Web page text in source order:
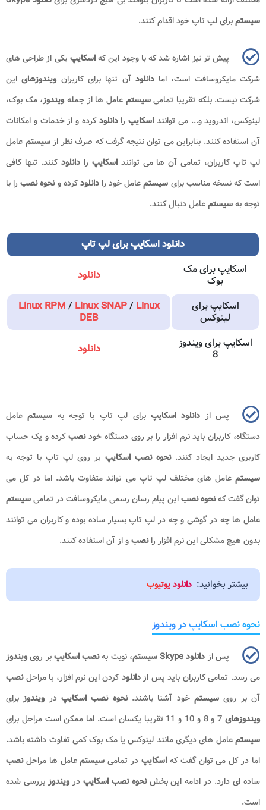
سیستمبرای لپ تاپ خود اقدام کنند.
پیش تر نیز اشاره شد که با وجود این کهاسکایپ یکی از طراحی های
شرکت مایکروسافت است، امادانلودآن تنها برای کاربران ویندوزهای این
شرکت نیست. بلکه تقریبا تمامیسیستم عامل ها از جمله ویندوز، مک بوک،
لینوکس، اندروید و... می توانند اسکایپ رادانلودکرده و از خدمات و امکانات
آن استفاده کنند. بنابراین می توان نتیجه گرفت که صرف نظر ازسیستم عامل
لپ تاپ کاربران، تمامی آن ها می تواننداسکایپ رادانلودکنند. تنها کافی
است که نسخه مناسب برای سیستمعامل خود رادانلودکرده ونحوه نصب را با
توجه بهسیستمعامل دنبال کنند.
دانلود اسکایپ برای لپ تاپ
اسکایپ برای مک
بوک
دانلود
اسکایپ برای
لینوکس
Linux RPM / Linux SNAP/ Linux
DEB
اسکایپ برای ویندوز
8
دانلود
پس از دانلود اسکایپبرای لپ تاپ با توجه به سیستم عامل
دستگاه، کاربران باید نرم افزار را بر روی دستگاه خودنصبکرده و یک حساب
کاربری جدید ایجاد کنند.نحوه نصب اسکایپ بر روی لپ تاپ با توجه به
سیستمعامل های مختلف لپ تاپ می تواند متفاوت باشد. اما در کل می
توان گفت کهنحوه نصباین پیام رسان رسمی مایکروسافت در تمامیسیستم
عامل ها چه در گوشی و چه در لپ تاپ بسیار ساده بوده و کاربران می توانند
بدون هیچ مشکلی این نرم افزار رانصبو از آن استفاده کنند.
بیشتر بخوانید: دانلود یوتیوب
نحوه نصب اسکایپ در ویندوز
پس از دانلودSkypeسیستم، نوبت بهنصب اسکایپبر رویویندوز
می رسد. تمامی کاربران باید پس ازدانلودکردن این نرم افزار، با مراحلنصب
آن بر روی سیستمخود آشنا باشند.نحوه نصب اسکایپدر ویندوز برای
ویندوزهای 7 و 8 و 10 و 11 تقریبا یکسان است. اما ممکن است مراحل برای
سیستمعامل های دیگری مانند لینوکس یا مک بوک کمی تفاوت داشته باشد.
اما در کل می توان گفت که اسکایپدر تمامی سیستمعامل ها مراحلنصب
ساده ای دارد. در ادامه این بخشنحوه نصب اسکایپدرویندوزبررسی شده
است.